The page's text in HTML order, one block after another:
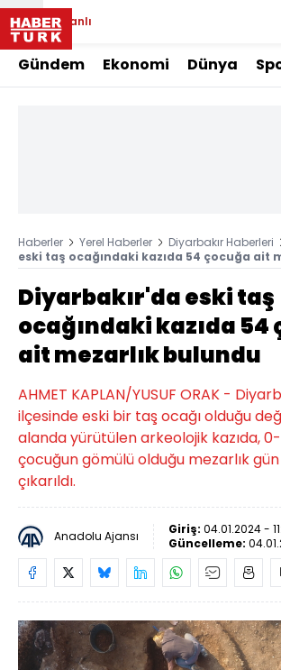
Canlı
Gündem Ekonomi Dünya
Haberler Yerel Haberler Diyarbakır Haberleri
eski taş ocağındaki kazıda 54 çocuğa ait
Diyarbakır'da eski taş
ocağındaki kazıda 54
ait mezarlık bulundu
AHMET KAPLAN/YUSUF ORAK -
ilçesinde eski bir taş ocağı olduğu
alanda yürütülen arkeolojik kazıda,
çocuğun gömülü olduğu mezarlık
çıkarıldı.
Anadolu Ajansı Giriş: 04.01.2024 -
Güncelleme: